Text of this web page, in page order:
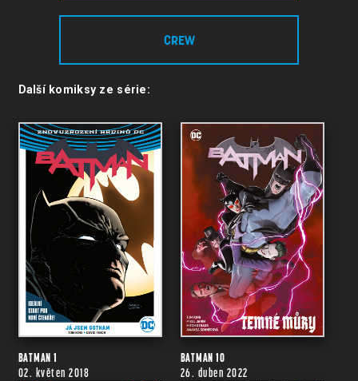
CREW
Další komiksy ze série:
BATMAN 1
02. květen 2018
BATMAN 10
26. duben 2022